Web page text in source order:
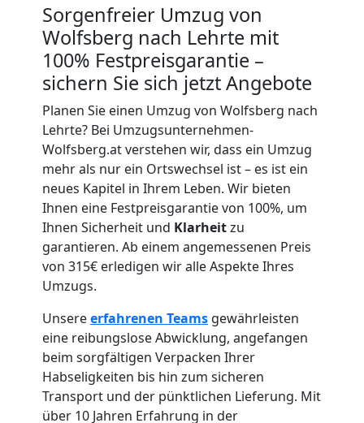
Sorgenfreier Umzug von
Wolfsberg nach Lehrte mit
100% Festpreisgarantie –
sichern Sie sich jetzt Angebote
Planen Sie einen Umzug von Wolfsberg nach
Lehrte? Bei Umzugsunternehmen-
Wolfsberg.at verstehen wir, dass ein Umzug
mehr als nur ein Ortswechsel ist – es ist ein
neues Kapitel in Ihrem Leben. Wir bieten
Ihnen eine Festpreisgarantie von 100%, um
Ihnen Sicherheit und Klarheitzu
garantieren. Ab einem angemessenen Preis
von 315€ erledigen wir alle Aspekte Ihres
Umzugs.
Unsereerfahrenen Teams gewährleisten
eine reibungslose Abwicklung, angefangen
beim sorgfältigen Verpacken Ihrer
Habseligkeiten bis hin zum sicheren
Transport und der pünktlichen Lieferung. Mit
über 10 Jahren Erfahrung in der
Wolfsberg
Umzug
für
Senioren
Wolfsberg
Fernumzug
Wolfsberg